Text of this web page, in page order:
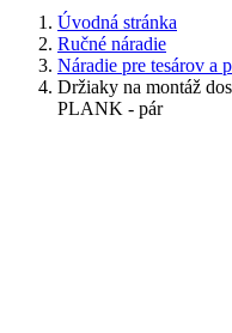
Úvodná stránka
Ručné náradie
Náradie pre tesárov a
Držiaky na montáž
PLANK - pár